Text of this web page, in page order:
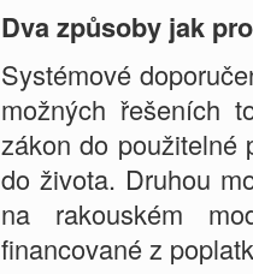
Dva způsoby jak
Systémové
možných řešeních
zákon do použitelné
do života. Druhou
na rakouském
financované z